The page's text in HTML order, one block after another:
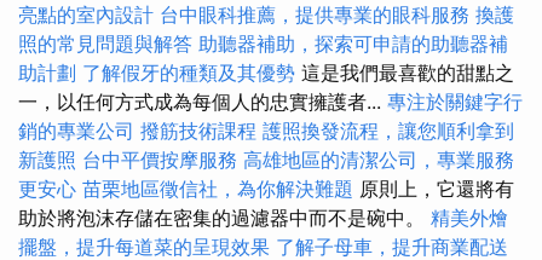
亮點的室內設計 台中眼科推薦，提供專業的眼科服務 換護
照的常見問題與解答 助聽器補助，探索可申請的助聽器補
助計劃 了解假牙的種類及其優勢 這是我們最喜歡的甜點之
一，以任何方式成為每個人的忠實擁護者... 專注於關鍵字行
銷的專業公司 撥筋技術課程 護照換發流程，讓您順利拿到
新護照 台中平價按摩服務 高雄地區的清潔公司，專業服務
更安心 苗栗地區徵信社，為你解決難題 原則上，它還將有
助於將泡沫存儲在密集的過濾器中而不是碗中。 精美外燴
擺盤，提升每道菜的呈現效果 了解子母車，提升商業配送